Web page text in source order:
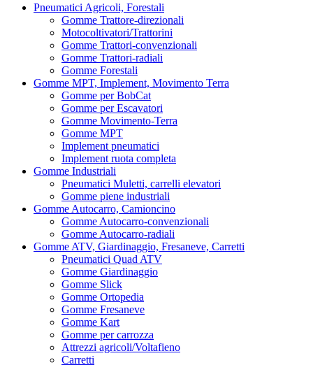
Pneumatici Agricoli, Forestali
Gomme Trattore-direzionali
Motocoltivatori/Trattorini
Gomme Trattori-convenzionali
Gomme Trattori-radiali
Gomme Forestali
Gomme MPT, Implement, Movimento Terra
Gomme per BobCat
Gomme per Escavatori
Gomme Movimento-Terra
Gomme MPT
Implement pneumatici
Implement ruota completa
Gomme Industriali
Pneumatici Muletti, carrelli elevatori
Gomme piene industriali
Gomme Autocarro, Camioncino
Gomme Autocarro-convenzionali
Gomme Autocarro-radiali
Gomme ATV, Giardinaggio, Fresaneve, Carretti
Pneumatici Quad ATV
Gomme Giardinaggio
Gomme Slick
Gomme Ortopedia
Gomme Fresaneve
Gomme Kart
Gomme per carrozza
Attrezzi agricoli/Voltafieno
Carretti